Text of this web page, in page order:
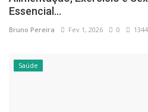
Essencial...
Bruno Pereira Fev 1, 2026 0 1344
Saúde